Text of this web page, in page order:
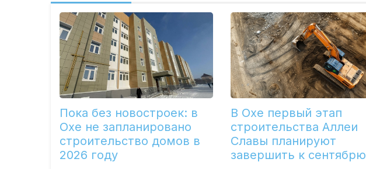
Пока без новостроек: в
Охе не запланировано
строительство домов в
2026 году
В Охе первый этап
строительства Аллеи
Славы планируют
завершить к сентябрю